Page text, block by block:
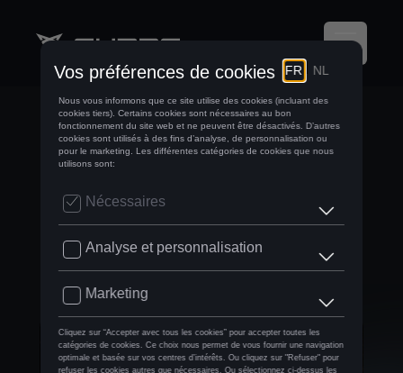
FOCUS D'UN
CONNAISSEUR :
SÉBASTIEN
MAUROY